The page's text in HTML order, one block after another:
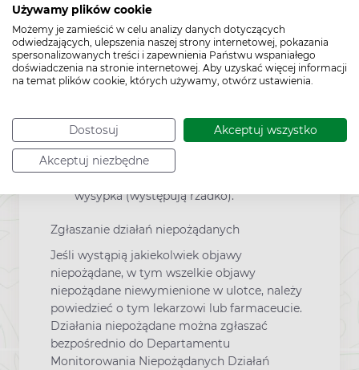
Używamy plików cookie
Możemy je zamieścić w celu analizy danych dotyczących
odwiedzających, ulepszenia naszej strony internetowej, pokazania
spersonalizowanych treści i zapewnienia Państwu wspaniałego
doświadczenia na stronie internetowej. Aby uzyskać więcej informacji
na temat plików cookie, których używamy, otwórz ustawienia.
Dostosuj Akceptuj wszystko
Akceptuj niezbędne
zmiany w obrazie morfologicznym krwi
w zakresie zmniejszenia ilości płytek krwi
(występują bardzo rzadko),
niewydolność nerek, albo wątroby
długotrwałym stosowaniu dużych
dawek),
reakcje uczuleniowe, zwłaszcza skórne
wysypka (występują rzadko).
Zgłaszanie działań niepożądanych
Jeśli wystąpią jakiekolwiek objawy
niepożądane, w tym wszelkie objawy
niepożądane niewymienione w ulotce, należy
powiedzieć o tym lekarzowi lub farmaceucie.
Działania niepożądane można zgłaszać
bezpośrednio do Departamentu
Monitorowania Niepożądanych Działań